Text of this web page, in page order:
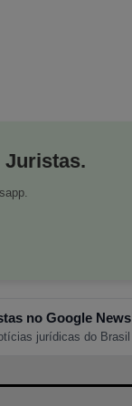
Juristas.
no Google News
jurídicas do Brasil